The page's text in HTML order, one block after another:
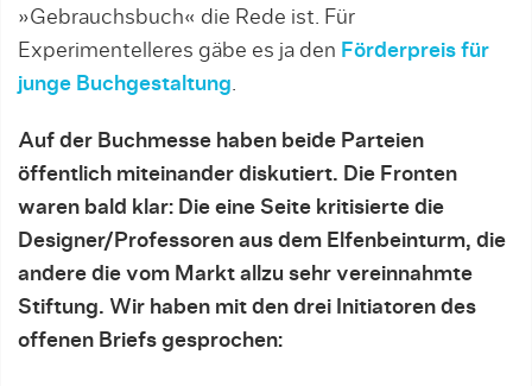
»Gebrauchsbuch« die Rede ist. Für
Experimentelleres gäbe es ja den Förderpreis für
junge Buchgestaltung.
Auf der Buchmesse haben beide Parteien
öffentlich miteinander diskutiert. Die Fronten
waren bald klar: Die eine Seite kritisierte die
Designer/Professoren aus dem Elfenbeinturm, die
andere die vom Markt allzu sehr vereinnahmte
Stiftung. Wir haben mit den drei Initiatoren des
offenen Briefs gesprochen: